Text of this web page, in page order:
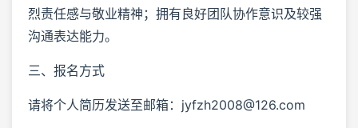
烈责任感与敬业精神；拥有良好团队协作意识及较强
沟通表达能力。
三、报名方式
请将个人简历发送至邮箱：jyfzh2008@126.com